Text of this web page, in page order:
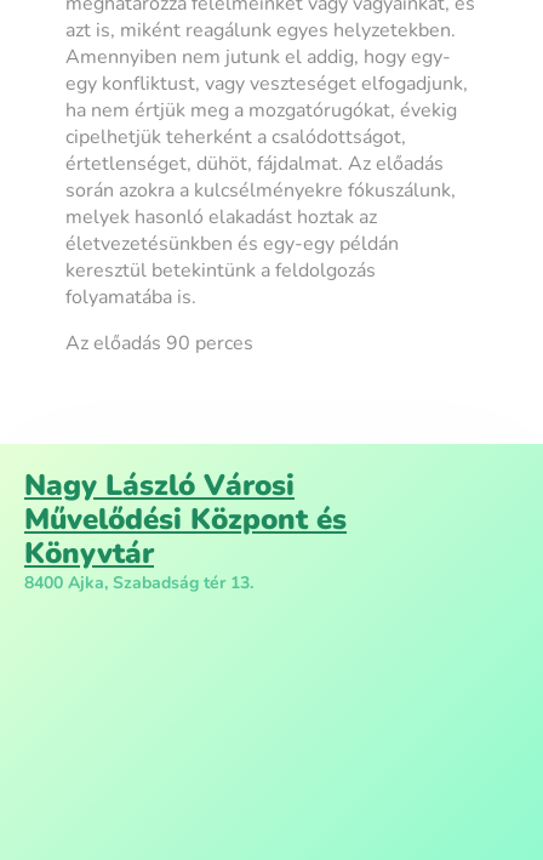
azt is, miként reagálunk egyes helyzetekben.
Amennyiben nem jutunk el addig, hogy egy-
egy konfliktust, vagy veszteséget elfogadjunk,
ha nem értjük meg a mozgatórugókat, évekig
cipelhetjük teherként a csalódottságot,
értetlenséget, dühöt, fájdalmat. Az előadás
során azokra a kulcsélményekre fókuszálunk,
melyek hasonló elakadást hoztak az
életvezetésünkben és egy-egy példán
keresztül betekintünk a feldolgozás
folyamatába is.
Az előadás 90 perces
Nagy László Városi
Művelődési Központ és
Könyvtár
8400 Ajka, Szabadság tér 13.